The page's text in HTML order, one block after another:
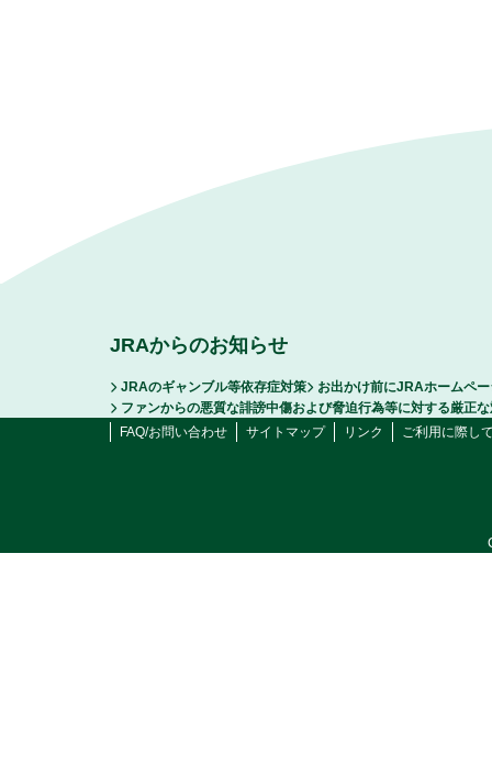
JRAからのお知らせ
JRAのギャンブル等依存症対策
お出かけ前にJRAホームペ
ファンからの悪質な誹謗中傷および脅迫行為等に対する厳正
FAQ/お問い合わせ
サイトマップ リンク ご利用に際し